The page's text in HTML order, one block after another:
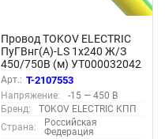
Провод TOKOV ELECTRIC
ПуГВнг(А)-LS 1х240 Ж/З
450/750В (м) УТ000032042
Арт.: T-2107553
Напряжение:
-15 — 450 В
Бренд:
TOKOV ELECTRIC КПП
Страна:
Российская
Федерация